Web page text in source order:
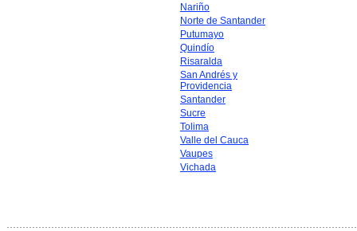
Nariño
Norte de Santander
Putumayo
Quindío
Risaralda
San Andrés y
Providencia
Santander
Sucre
Tolima
Valle del Cauca
Vaupes
Vichada